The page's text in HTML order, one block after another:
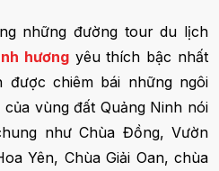
những đường tour du lịch
hươngyêu thích bậc nhất
được chiêm bái những ngôi
vùng đất Quảng Ninh nói
như Chùa Đồng, Vườn
Yên, Chùa Giải Oan, chùa